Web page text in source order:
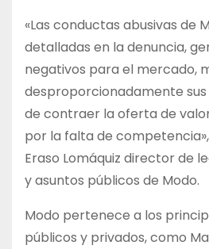
«Las conductas abusivas de
detalladas en la denuncia,
negativos para el mercado,
desproporcionadamente
de contraer la oferta de
por la falta de
Eraso Lomáquiz director de
y asuntos públicos de Modo.
Modo pertenece a los
públicos y privados, como